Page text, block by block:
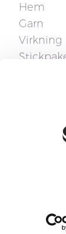
Hem
Garn
Virkning